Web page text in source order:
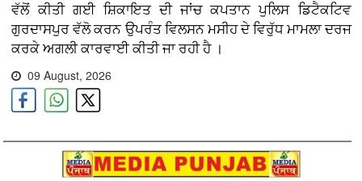
ਵੱਲੋਂ ਕੀਤੀ ਗਈ ਸ਼ਿਕਾਇਤ ਦੀ ਜਾਂਚ ਕਪਤਾਨ ਪੁਲਿਸ ਡਿਟੈਕਟਿਵ
ਗੁਰਦਾਸਪੁਰ ਵੱਲੋ ਕਰਨ ਉਪਰੰਤ ਵਿਲਸਨ ਮਸੀਹ ਦੇ ਵਿਰੁੱਧ ਮਾਮਲਾ ਦਰਜ
ਕਰਕੇ ਅਗਲੀ ਕਾਰਵਾਈ ਕੀਤੀ ਜਾ ਰਹੀ ਹੈ ।
09 August, 2026